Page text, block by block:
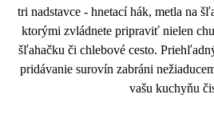
tri nadstavce - hnetací hák, metla na
ktorými zvládnete pripraviť nielen
šľahačku či chlebové cesto.
pridávanie surovín zabráni
vašu kuchyňu